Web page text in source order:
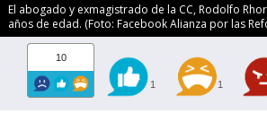
El abogado y exmagistrado de la CC, Rodolfo
años de edad. (Foto: Facebook Alianza por las
10
1 1